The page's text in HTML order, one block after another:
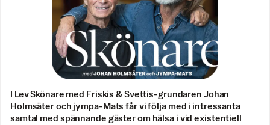
I Lev Skönare med Friskis & Svettis-grundaren Johan
Holmsäter och jympa-Mats får vi följa med i intressanta
samtal med spännande gäster om hälsa i vid existentiell